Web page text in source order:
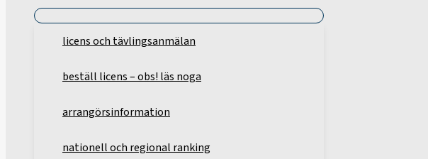
licens och tävlingsanmälan
beställ licens – obs! läs noga
arrangörsinformation
nationell och regional ranking